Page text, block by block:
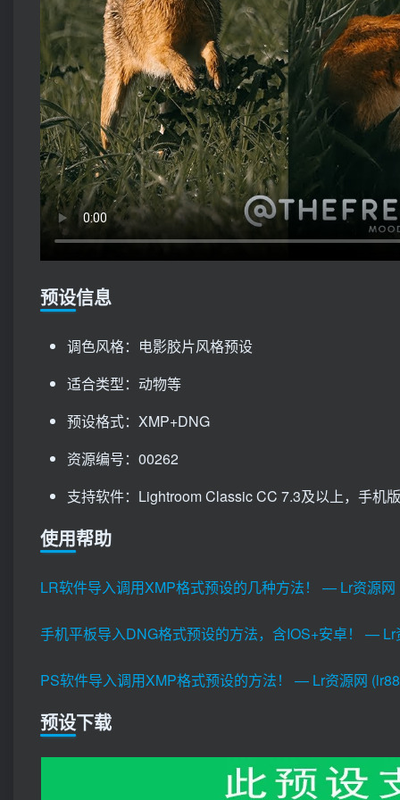
预设信息
调色风格：电影胶片风格预设
适合类型：动物等
预设格式：XMP+DNG
资源编号：00262
支持软件：Lightroom Classic CC 7.3及以上，手机
使用帮助
LR软件导入调用XMP格式预设的几种方法！ — Lr资源网
手机平板导入DNG格式预设的方法，含IOS+安卓！ — Lr
PS软件导入调用XMP格式预设的方法！ — Lr资源网
预设下载